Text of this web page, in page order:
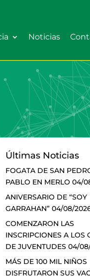
Noticias
Últimas Noticias
FOGATA DE SAN
PABLO EN MERLO 04/
ANIVERSARIO DE “SOY
GARRAHAN” 04/08/
COMENZARON LAS
INSCRIPCIONES A LOS
DE JUVENTUDES 04/
MÁS DE 100 MIL NIÑOS
DISFRUTARON SUS